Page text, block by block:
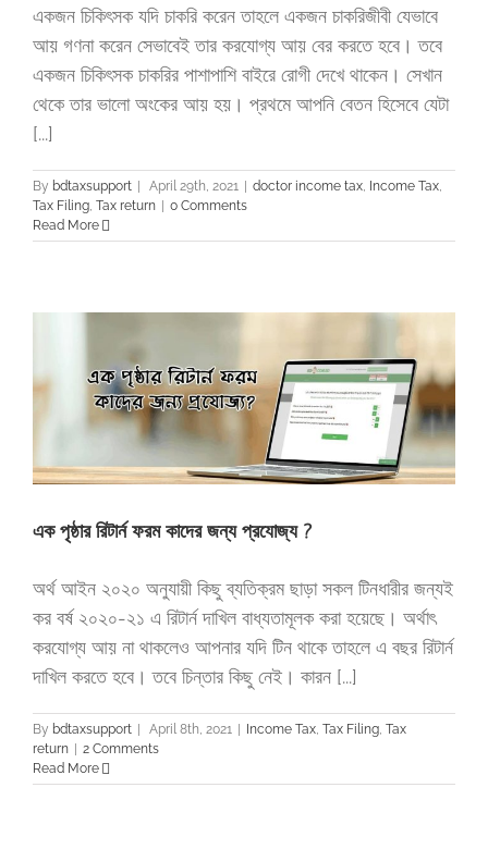
একজন চিকিৎসক যদি চাকরি করেন তাহলে একজন চাকরিজীবী যেভাবে
আয় গণনা করেন সেভাবেই তার করযোগ্য আয় বের করতে হবে। তবে
একজন চিকিৎসক চাকরির পাশাপাশি বাইরে রোগী দেখে থাকেন। সেখান
থেকে তার ভালো অংকের আয় হয়। প্রথমে আপনি বেতন হিসেবে যেটা
[...]
By bdtaxsupport April 29th, 2021 doctor income tax, Income Tax,
Tax Filing, Tax return
0 Comments
Read More
এক পৃষ্ঠার রিটার্ন ফরম কাদের জন্য প্রযোজ্য ?
অর্থ আইন ২০২০ অনুযায়ী কিছু ব্যতিক্রম ছাড়া সকল টিনধারীর জন্যই
কর বর্ষ ২০২০-২১ এ রিটার্ন দাখিল বাধ্যতামূলক করা হয়েছে। অর্থাৎ
করযোগ্য আয় না থাকলেও আপনার যদি টিন থাকে তাহলে এ বছর রিটার্ন
দাখিল করতে হবে। তবে চিন্তার কিছু নেই। কারন [...]
By bdtaxsupport April 8th, 2021 Income Tax, Tax Filing, Tax
return
2 Comments
Read More